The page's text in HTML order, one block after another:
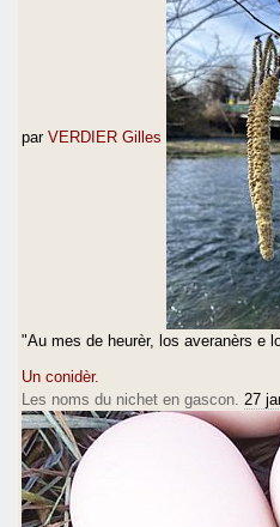
par VERDIER Gilles
"Au mes de heurèr, los averanèrs e
Un conidèr.
Les noms du nichet en gascon. 27